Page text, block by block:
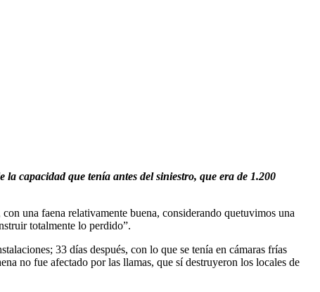
capacidad que tenía antes del siniestro, que era de 1.200
una faena relativamente buena, considerando quetuvimos una
totalmente lo perdido”.
33 días después, con lo que se tenía en cámaras frías
no fue afectado por las llamas, que sí destruyeron los locales de